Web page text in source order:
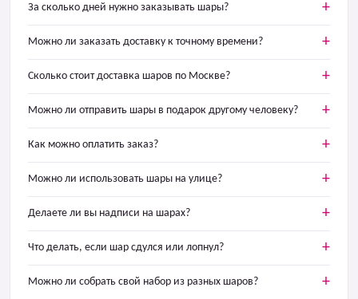
За сколько дней нужно заказывать шары?
Можно ли заказать доставку к точному времени?
Сколько стоит доставка шаров по Москве?
Можно ли отправить шары в подарок другому человеку?
Как можно оплатить заказ?
Можно ли использовать шары на улице?
Делаете ли вы надписи на шарах?
Что делать, если шар сдулся или лопнул?
Можно ли собрать свой набор из разных шаров?